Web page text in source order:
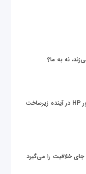
نه به ما؟
زیر پوست دنیای داده؛ نقش سرور HP در آینده زیرساخت
جای خلاقیت را می‌گیرد